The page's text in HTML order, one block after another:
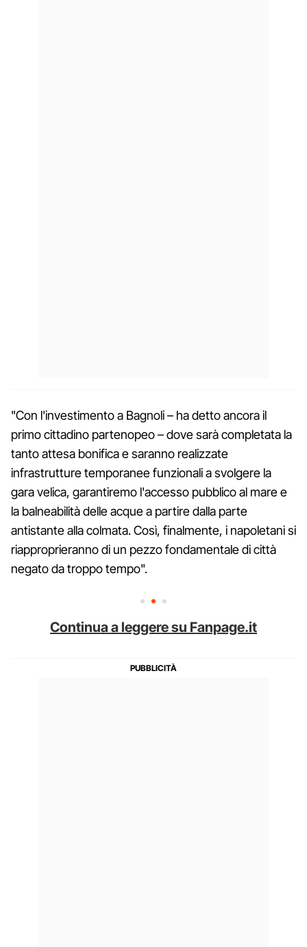
"Con l'investimento a Bagnoli – ha detto ancora il
primo cittadino partenopeo – dove sarà completata la
tanto attesa bonifica e saranno realizzate
infrastrutture temporanee funzionali a svolgere la
gara velica, garantiremo l'accesso pubblico al mare e
la balneabilità delle acque a partire dalla parte
antistante alla colmata. Così, finalmente, i napoletani si
riapproprieranno di un pezzo fondamentale di città
negato da troppo tempo".
Continua a leggere su Fanpage.it